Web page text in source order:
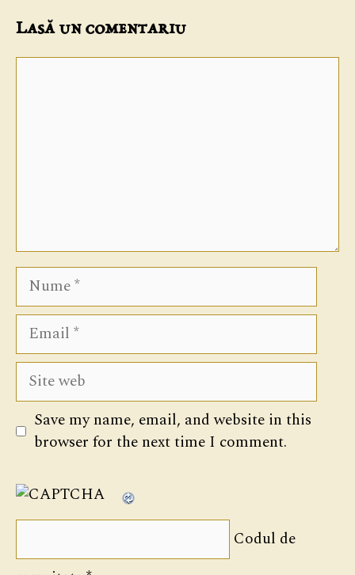
Lasă un comentariu
Nume
Email
Site
web
Save my name, email, and website in this
browser for the next time I comment.
Codul de